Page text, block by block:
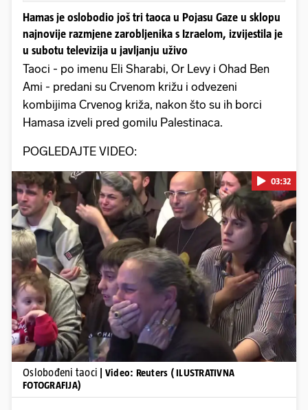
Hamas je oslobodio još tri taoca u Pojasu Gaze u sklopu
najnovije razmjene zarobljenika s Izraelom, izvijestila je
u subotu televizija u javljanju uživo
Taoci - po imenu Eli Sharabi, Or Levy i Ohad Ben
Ami - predani su Crvenom križu i odvezeni
kombijima Crvenog križa, nakon što su ih borci
Hamasa izveli pred gomilu Palestinaca.
POGLEDAJTE VIDEO:
Pokretanje videa...
03:32
Oslobođeni taoci
| Video: Reuters ( ILUSTRATIVNA
FOTOGRAFIJA)